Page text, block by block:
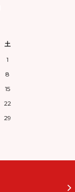
土
1
8
15
22
29